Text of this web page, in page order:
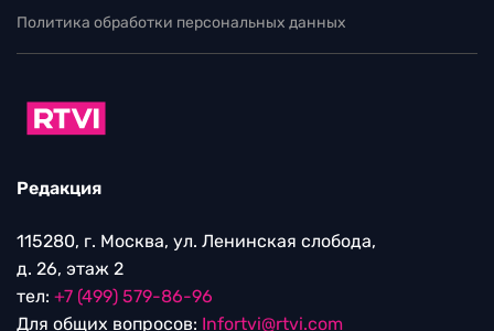
Политика обработки персональных данных
Редакция
115280, г. Москва, ул. Ленинская слобода,
д. 26, этаж 2
тел: +7 (499) 579-86-96
Для общих вопросов: Infortvi@rtvi.com